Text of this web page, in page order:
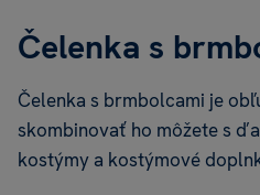
Čelenka s
Čelenka s brmbolcami je
skombinovať ho môžete s
kostýmy a kostýmové